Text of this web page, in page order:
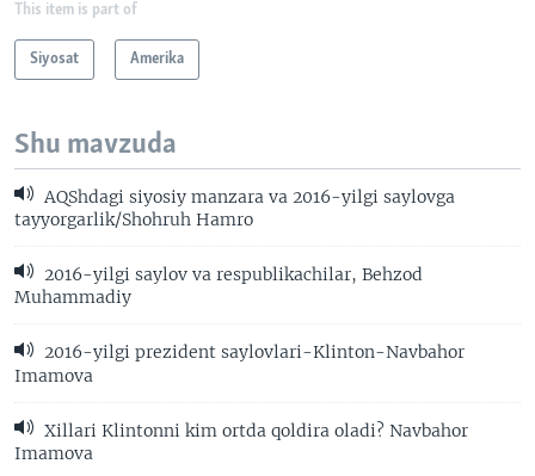
This item is part of
Siyosat Amerika
Shu mavzuda
AQShdagi siyosiy manzara va 2016-yilgi saylovga
tayyorgarlik/Shohruh Hamro
2016-yilgi saylov va respublikachilar, Behzod
Muhammadiy
2016-yilgi prezident saylovlari-Klinton-Navbahor
Imamova
Xillari Klintonni kim ortda qoldira oladi? Navbahor
Imamova